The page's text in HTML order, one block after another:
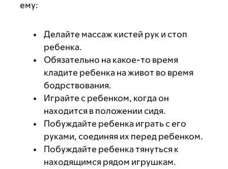
ему:
Делайте массаж кистей рук и стоп
ребенка.
Обязательно на какое-то время
кладите ребенка на живот во время
бодрствования.
Играйте с ребенком, когда он
находится в положении сидя.
Побуждайте ребенка играть с его
руками, соединяя их перед ребенком.
Побуждайте ребенка тянуться к
находящимся рядом игрушкам.